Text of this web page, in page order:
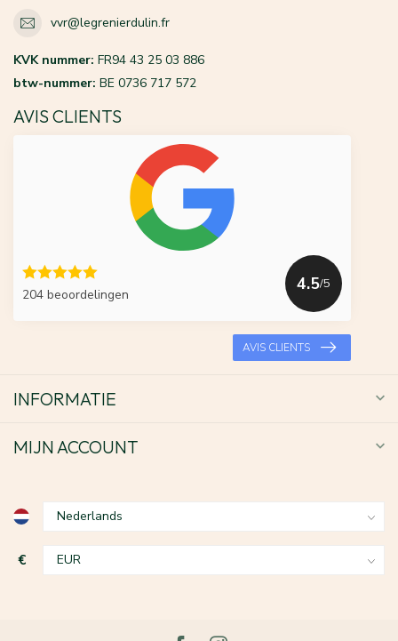
vvr@legrenierdulin.fr
KVK nummer: FR94 43 25 03 886
btw-nummer: BE 0736 717 572
AVIS CLIENTS
204 beoordelingen
4.5/5
AVIS CLIENTS
INFORMATIE
MIJN ACCOUNT
€